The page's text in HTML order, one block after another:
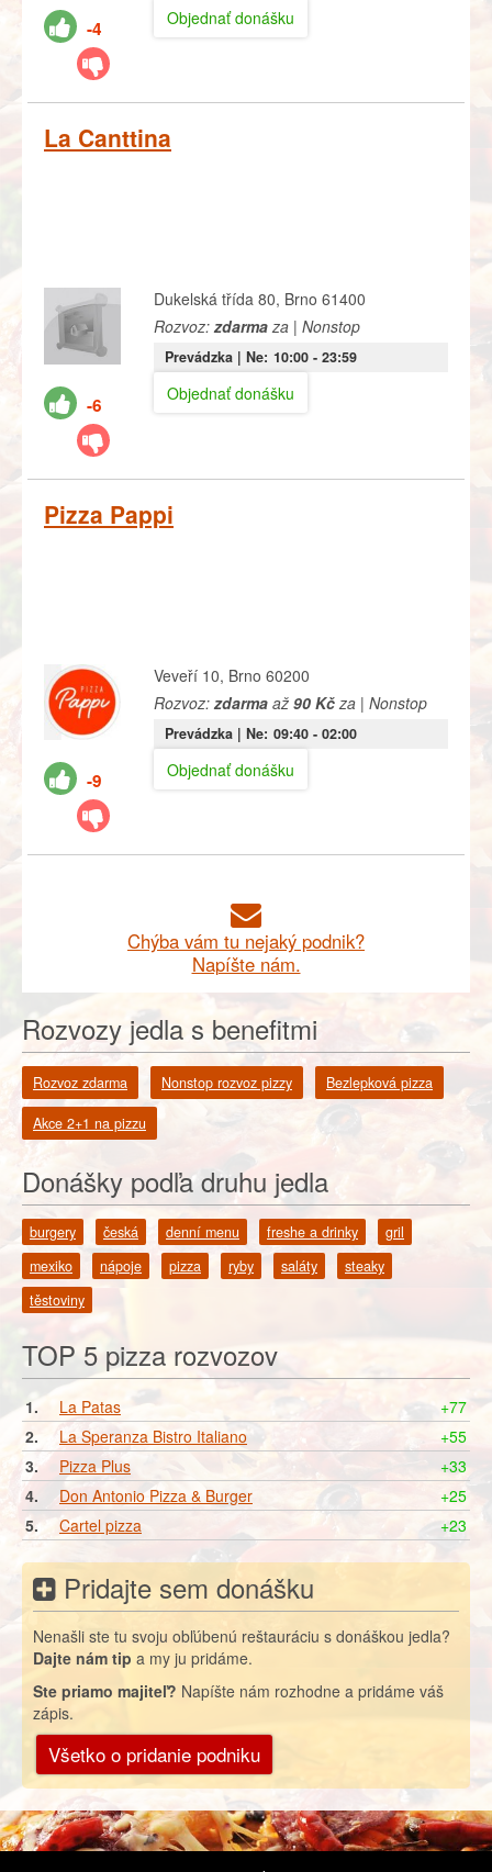
-4 Objednať donášku
La Canttina
-6
Dukelská třída 80, Brno 61400
Rozvoz:zdarmaza | Nonstop
Prevádzka | Ne: 10:00- 23:59
Objednať donášku
Pizza Pappi
-9
Veveří 10, Brno 60200
Rozvoz: zdarmaaž 90 Kčza | Nonstop
Prevádzka | Ne: 09:40- 02:00
Objednať donášku
Chýba vám tu nejaký podnik?
Napíšte nám.
Rozvozy jedla s benefitmi
Rozvoz zdarma Nonstop rozvoz pizzy Bezlepková pizza
Akce 2+1 na pizzu
Donášky podľa druhu jedla
burgery česká denní menu freshe a drinky
gril
mexiko
nápoje pizza ryby saláty
steaky
těstoviny
TOP 5 pizza rozvozov
1. La Patas
+77
2.
La Speranza Bistro Italiano
+55
3.
Pizza Plus
+33
4.
Don Antonio Pizza & Burger
+25
5.
Cartel pizza +23
Pridajte sem donášku
Nenašli ste tu svoju obľúbenú reštauráciu s donáškou jedla?
Dajte nám tip a my ju pridáme.
Ste priamo majiteľ? Napíšte nám rozhodne a pridáme váš
zápis.
Všetko o pridanie podniku